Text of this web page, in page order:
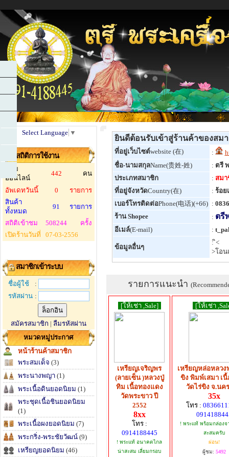
Select Language ▼
สถิติการใช้งาน
ผู้ชม
ออนไลน์
442 คน
อัพเดทวันนี้ 0
รายการ
สินค้า
ทั้งหมด
91 รายการ
สถิติเข้าชม 508244
ครั้ง
เปิดร้านวันที่
07-03-2556
สมาชิกเข้าระบบ
ชื่อผู้ใช้
:
รหัสผ่าน :
สมัครสมาชิก | ลืมรหัสผ่าน
หมวดหมู่ประกาศ
หน้าร้านค้าสมาชิก
พระสมเด็จ (3)
พระนางพญา (1)
พระเนื้อดินยอดนิยม (1)
พระชุดเนื้อชินยอดนิยม
(1)
พระเนื้อผงยอดนิยม (7)
พระกริ่ง-พระชัยวัฒน์ (9)
เหรียญยอดนิยม (46)
ยินดีต้อนรับเข้าสู่ร้านค้าของสม
ที่อยู่เว็บไซต์website (在) :
ชื่อ-นามสกุลName(贵姓-姓) : ตรี
ประเภทสมาชิก
: สมา
ที่อยู่จังหวัดCountry(在) : ร้อย
เบอร์โทรติดต่อPhone(电话)(+66) :
ร้าน Shopee
: ตรี
อีเมล์(E-mail) :
ข้อมูลอื่นๆ
: ิ<
>โอน
รายการแนะนำ
[ให้เช่า ,Sale]
เหรียญเจริญพร
(ลายเซ็น )หลวงปู่
ทิม เนื้อทองแดง
วัดพระขาว ปี
2552
8xx
โทร :
0914188445
! พระแท้ อนาคตไกล
น่าสะสม เลี่ยมกรอบ
[ให้เช่า
เหรียญหล่อหลวง
ขิง พิมพ์เสมา เ
วัดไร่ขิง จ.นค
35x
โทร :
! พระแท้ พร้อมกล่อง
สะสมครับ
ผ่อน!
ผู้ชม: 5492